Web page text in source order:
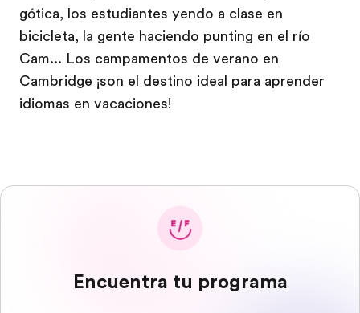
gótica, los estudiantes yendo a clase en
bicicleta, la gente haciendo punting en el río
Cam... Los campamentos de verano en
Cambridge ¡son el destino ideal para aprender
idiomas en vacaciones!
Encuentra tu programa